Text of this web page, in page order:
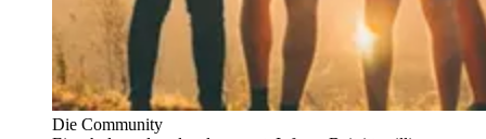
Die Community